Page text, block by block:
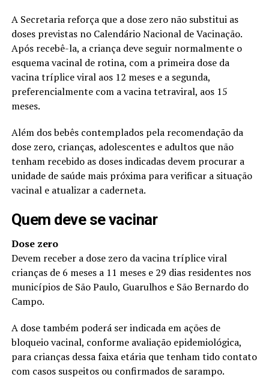
A Secretaria reforça que a dose zero não substitui as
doses previstas no Calendário Nacional de Vacinação.
Após recebê-la, a criança deve seguir normalmente o
esquema vacinal de rotina, com a primeira dose da
vacina tríplice viral aos 12 meses e a segunda,
preferencialmente com a vacina tetraviral, aos 15
meses.
Além dos bebês contemplados pela recomendação da
dose zero, crianças, adolescentes e adultos que não
tenham recebido as doses indicadas devem procurar a
unidade de saúde mais próxima para verificar a situação
vacinal e atualizar a caderneta.
Quem deve se vacinar
Dose zero
Devem receber a dose zero da vacina tríplice viral
crianças de 6 meses a 11 meses e 29 dias residentes nos
municípios de São Paulo, Guarulhos e São Bernardo do
Campo.
A dose também poderá ser indicada em ações de
bloqueio vacinal, conforme avaliação epidemiológica,
para crianças dessa faixa etária que tenham tido contato
com casos suspeitos ou confirmados de sarampo.